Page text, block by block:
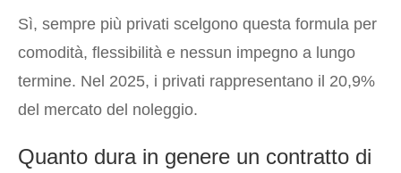
Sì, sempre più privati scelgono questa formula per
comodità, flessibilità e nessun impegno a lungo
termine. Nel 2025, i privati rappresentano il 20,9%
del mercato del noleggio.
Quanto dura in genere un contratto di